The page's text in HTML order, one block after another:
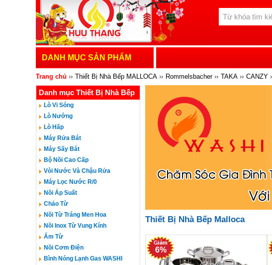
DANH MỤC SẢN PHẨM
Trang chủ Thiết Bị Nhà Bếp MALLOCA Rommelsbacher TAKA CANZY
TEKA MALLOCA SUNHOUSE
Danh mục Thiết Bị Nhà Bếp
Lò Vi Sóng
Lò Nướng
Lò Hấp
Máy Rửa Bát
Máy Sấy Bát
Bộ Nồi Cao Cấp
Vòi Nước Và Chậu Rửa
Máy Lọc Nước R/0
Nồi Áp Suất
Chảo Từ
Nồi Từ Tráng Men Hoa
Nồi Inox Từ Vung Kính
Ấm Từ
Nồi Cơm Điện
Bình Nóng Lạnh Gas WASHI
Thiết Bị Nhà Bếp Malloca
6%